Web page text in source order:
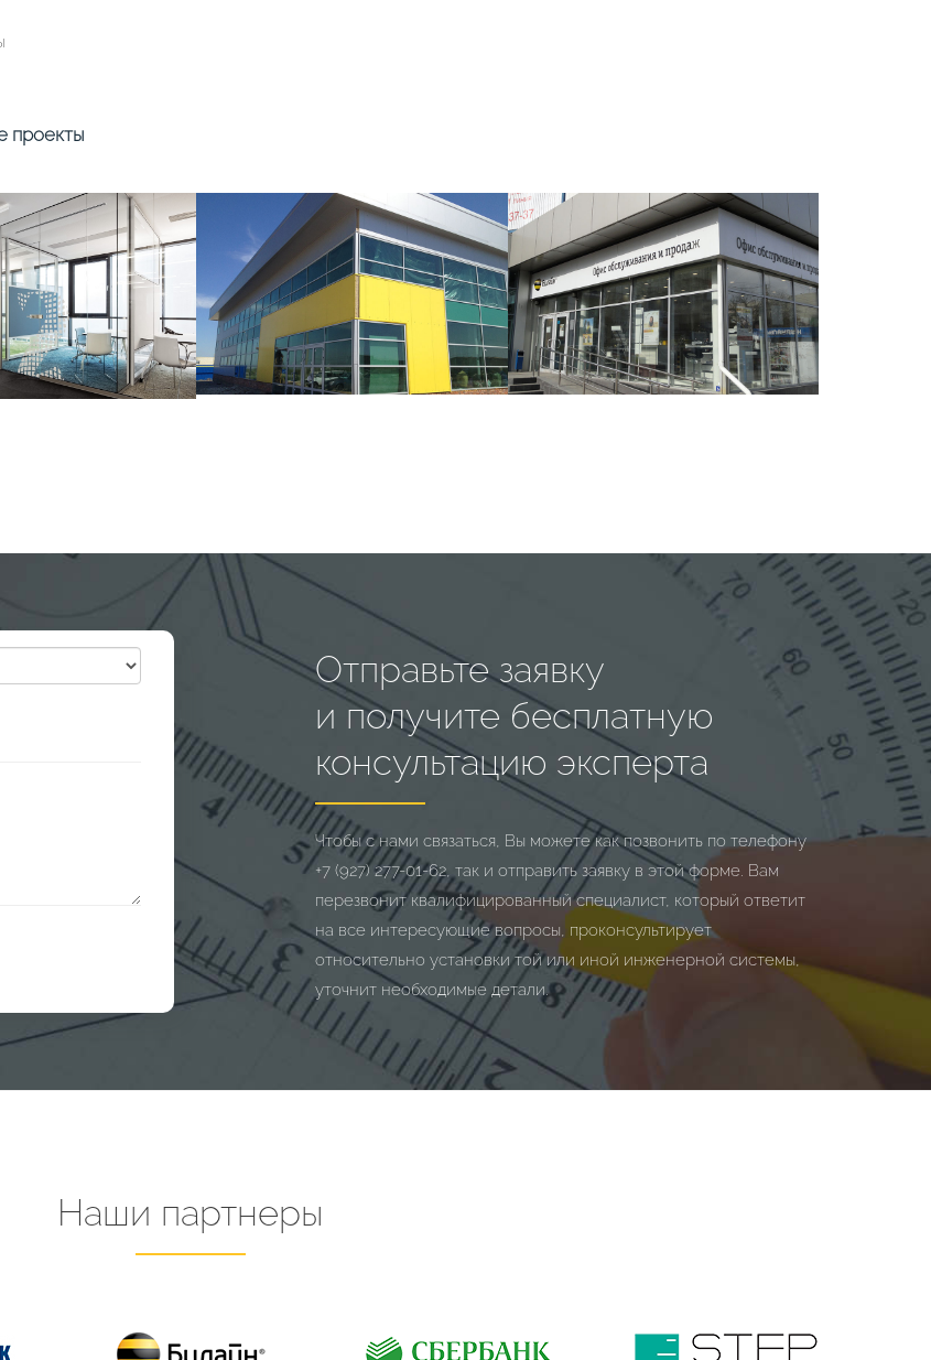
проекты
Отправьте заявку
и получите бесплатную
консультацию эксперта
Чтобы с нами связаться, Вы можете как позвонить по телефону
+7 (927) 277-01-62, так и отправить заявку в этой форме. Вам
перезвонит квалифицированный специалист, который ответит
на все интересующие вопросы, проконсультирует
относительно установки той или иной инженерной системы,
уточнит необходимые детали.
Наши партнеры